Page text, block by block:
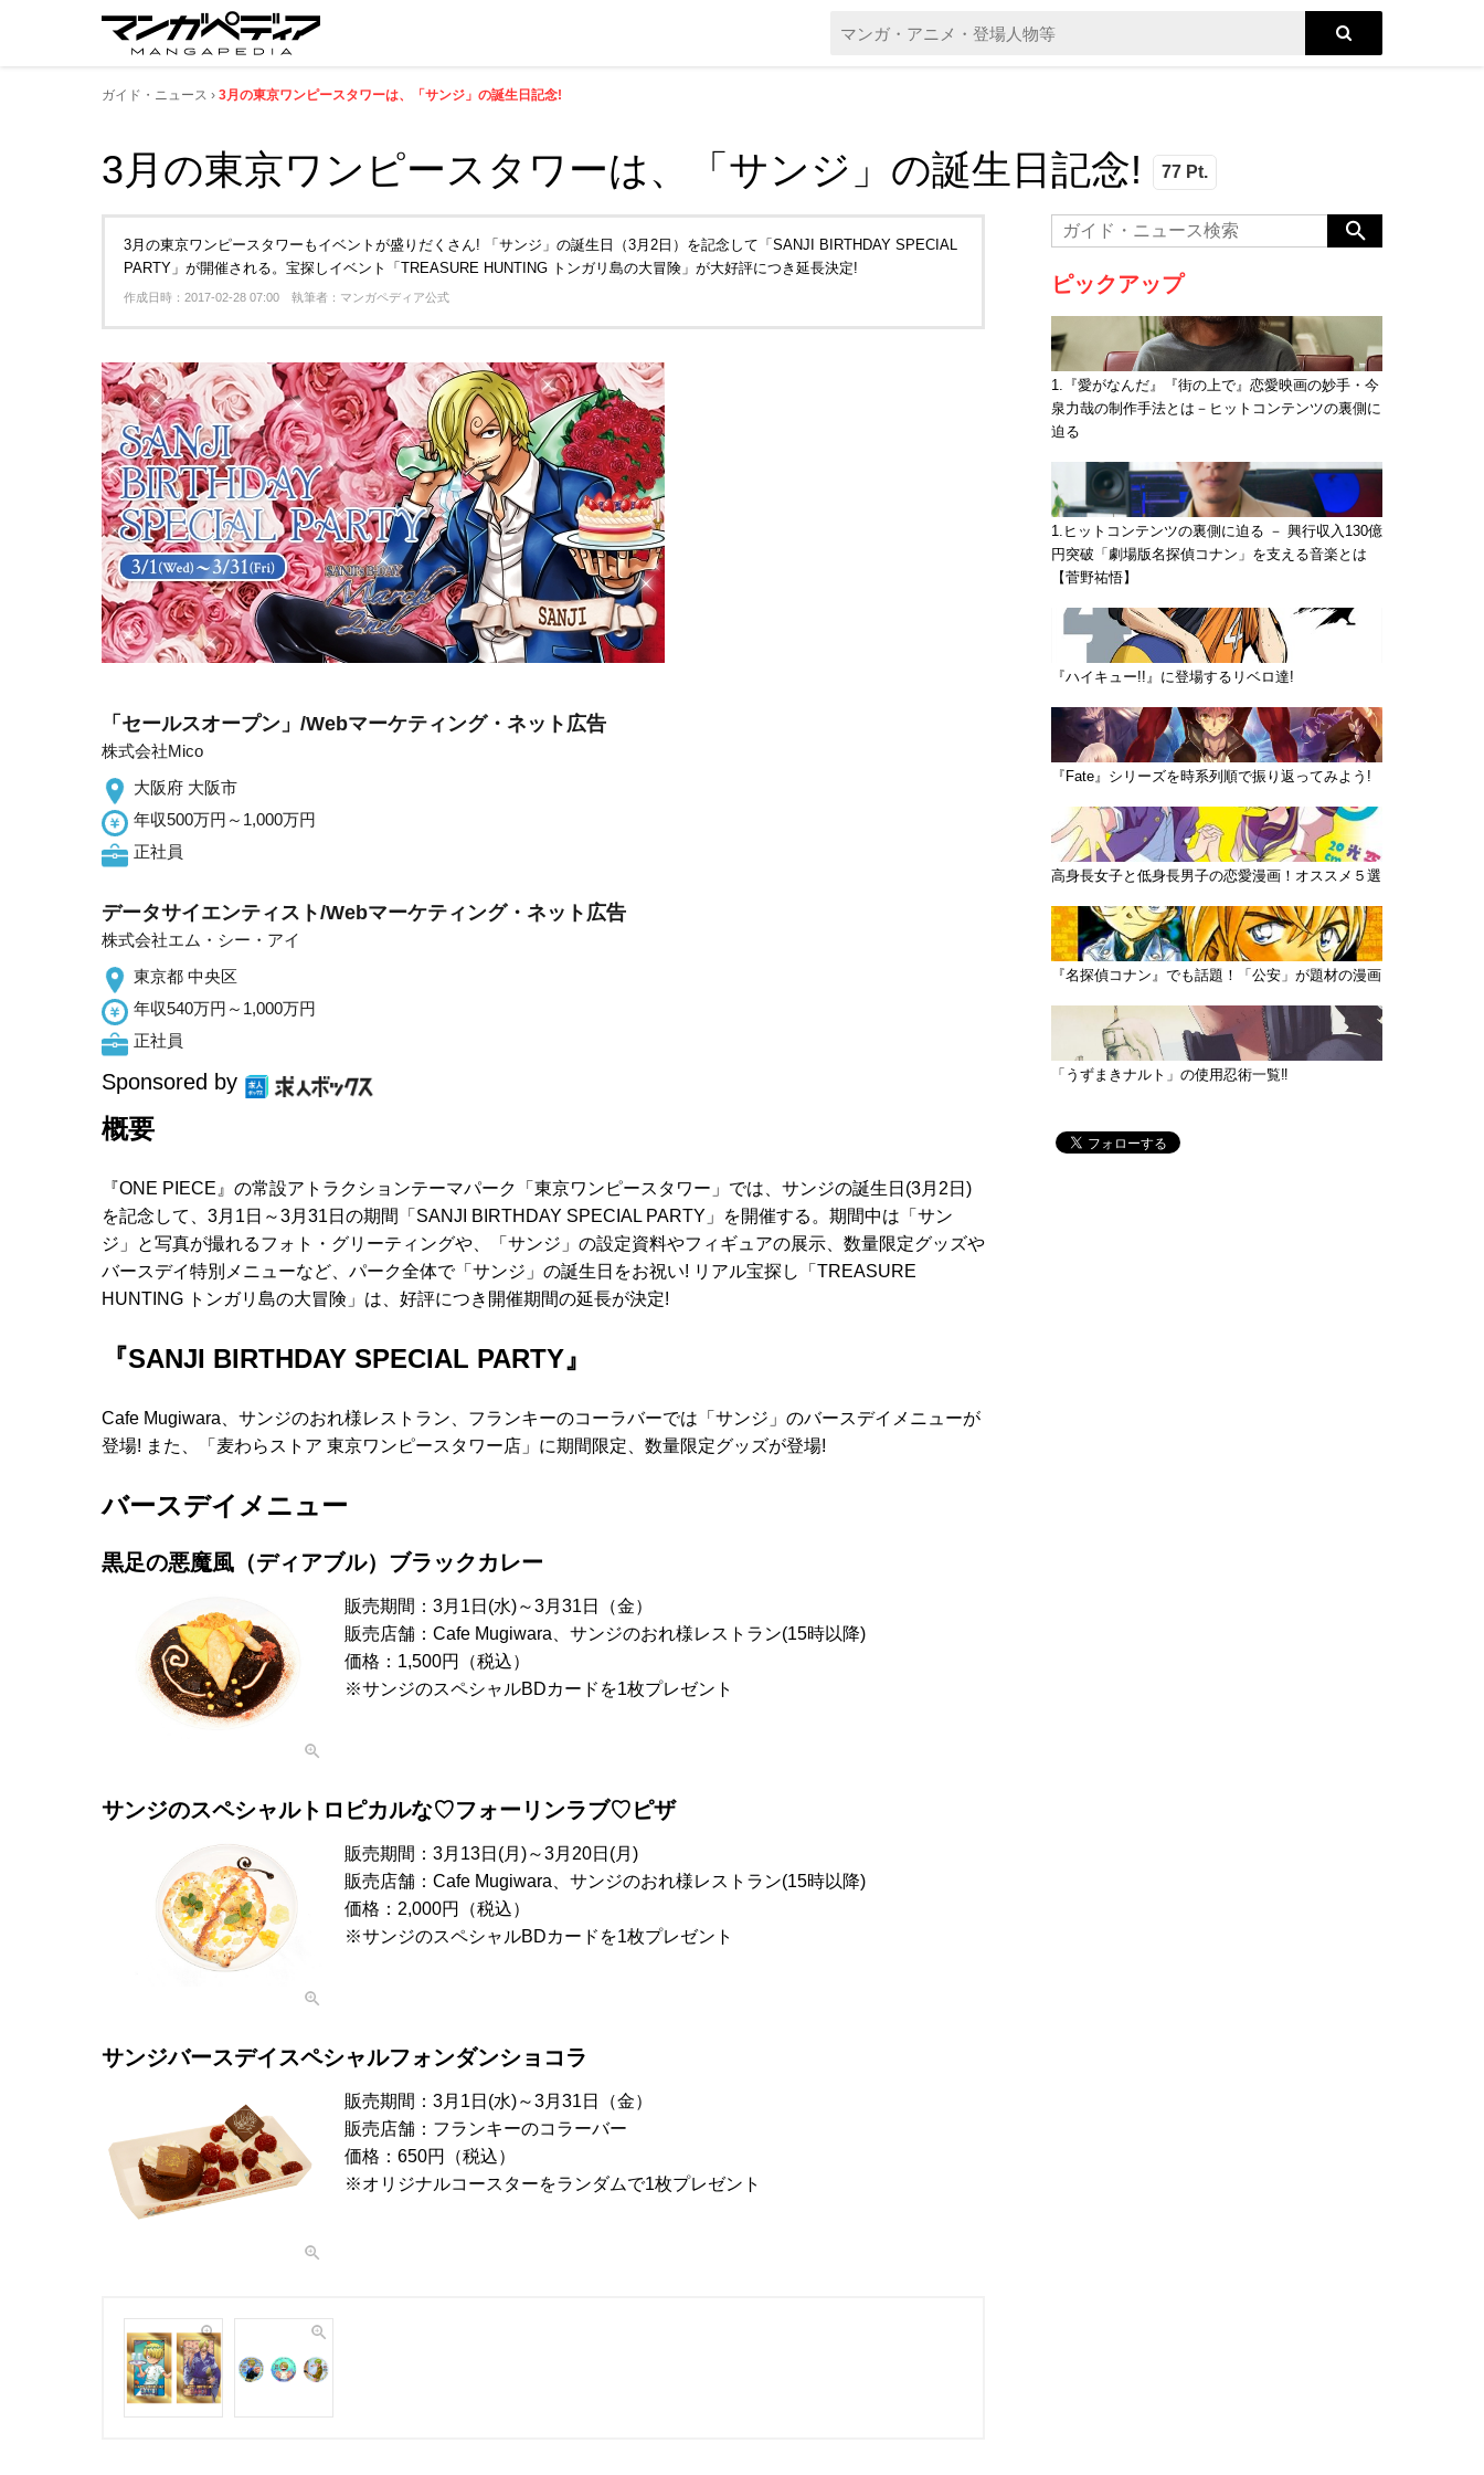
ガイド・ニュース 3月の東京ワンピースタワーは、「サンジ」の誕生日記念!
3月の東京ワンピースタワーは、「サンジ」の誕生日記念! 77 Pt.
3月の東京ワンピースタワーもイベントが盛りだくさん! 「サンジ」の誕生日（3月2日）を記念して「SANJI BIRTHDAY SPECIAL
PARTY」が開催される。宝探しイベント「TREASURE HUNTING トンガリ島の大冒険」が大好評につき延長決定!
作成日時：2017-02-28 07:00 執筆者：マンガペディア公式
「セールスオープン」/Webマーケティング・ネット広告
株式会社Mico
大阪府 大阪市
年収500万円～1,000万円
正社員
データサイエンティスト/Webマーケティング・ネット広告
株式会社エム・シー・アイ
東京都 中央区
年収540万円～1,000万円
正社員
Sponsored by
概要
『ONE PIECE』の常設アトラクションテーマパーク「東京ワンピースタワー」では、サンジの誕生日(3月2日)
を記念して、3月1日～3月31日の期間「SANJI BIRTHDAY SPECIAL PARTY」を開催する。期間中は「サン
ジ」と写真が撮れるフォト・グリーティングや、「サンジ」の設定資料やフィギュアの展示、数量限定グッズや
バースデイ特別メニューなど、パーク全体で「サンジ」の誕生日をお祝い! リアル宝探し「TREASURE
HUNTING トンガリ島の大冒険」は、好評につき開催期間の延長が決定!
『SANJI BIRTHDAY SPECIAL PARTY』
Cafe Mugiwara、サンジのおれ様レストラン、フランキーのコーラバーでは「サンジ」のバースデイメニューが
登場! また、「麦わらストア 東京ワンピースタワー店」に期間限定、数量限定グッズが登場!
バースデイメニュー
黒足の悪魔風（ディアブル）ブラックカレー
販売期間：3月1日(水)～3月31日（金）
販売店舗：Cafe Mugiwara、サンジのおれ様レストラン(15時以降)
価格：1,500円（税込）
※サンジのスペシャルBDカードを1枚プレゼント
サンジのスペシャルトロピカルな♡フォーリンラブ♡ピザ
販売期間：3月13日(月)～3月20日(月)
販売店舗：Cafe Mugiwara、サンジのおれ様レストラン(15時以降)
価格：2,000円（税込）
※サンジのスペシャルBDカードを1枚プレゼント
サンジバースデイスペシャルフォンダンショコラ
販売期間：3月1日(水)～3月31日（金）
販売店舗：フランキーのコラーバー
価格：650円（税込）
※オリジナルコースターをランダムで1枚プレゼント
ピックアップ
1.『愛がなんだ』『街の上で』恋愛映画の妙手・今
泉力哉の制作手法とは－ヒットコンテンツの裏側に
迫る
1.ヒットコンテンツの裏側に迫る － 興行収入130億
円突破「劇場版名探偵コナン」を支える音楽とは
【菅野祐悟】
『ハイキュー!!』に登場するリベロ達!
『Fate』シリーズを時系列順で振り返ってみよう!
高身長女子と低身長男子の恋愛漫画！オススメ５選
『名探偵コナン』でも話題！「公安」が題材の漫画
「うずまきナルト」の使用忍術一覧‼